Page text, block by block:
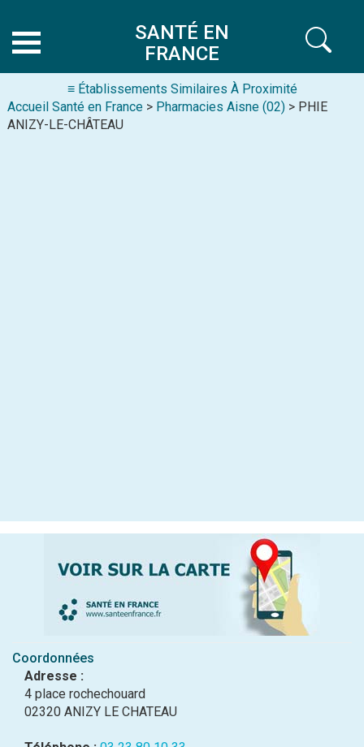
SANTÉ EN
FRANCE
≡ Établissements Similaires À Proximité
Accueil Santé en France > Pharmacies Aisne (02) > PHIE
ANIZY-LE-CHÂTEAU
Coordonnées
Adresse :
4 place rochechouard
02320 ANIZY LE CHATEAU